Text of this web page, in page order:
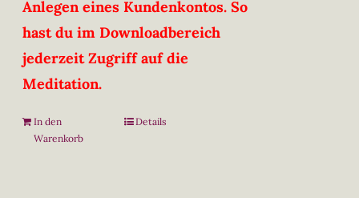
Anlegen eines Kundenkontos. So
hast du im Downloadbereich
jederzeit Zugriff auf die
Meditation.
In den
Warenkorb
Details